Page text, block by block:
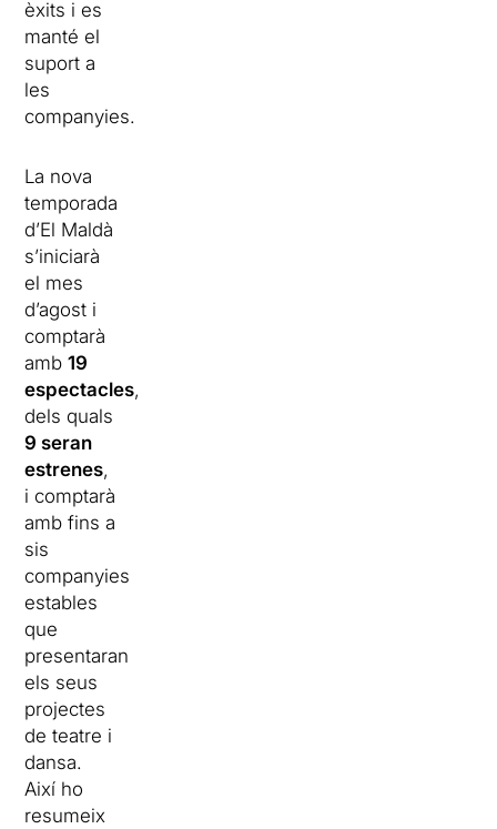
èxits i es
manté el
suport a
les
companyies.
La nova
temporada
d’El Maldà
s’iniciarà
el mes
d’agost i
comptarà
amb19
espectacles,
dels quals
9 seran
estrenes,
i comptarà
amb fins a
sis
companyies
estables
que
presentaran
els seus
projectes
de teatre i
dansa.
Així ho
resumeix